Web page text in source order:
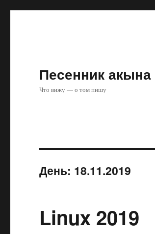
Песенник акына
Что вижу — о том пишу
День: 18.11.2019
Linux 2019